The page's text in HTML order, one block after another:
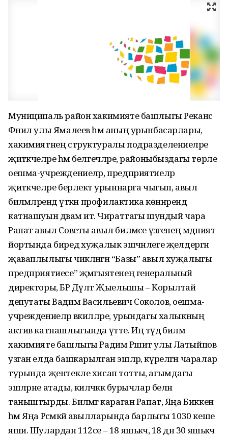
Муниципаль район хакимияте башлыгы Реканс
Фәнил улы Ямалеев һәм аның урынбасарлары,
хакимиятнең структуралы подразделениеләре
җитәкчеләре һәм белгечләре, районыбыздагы төрле
оешма-учреждениеләр, предприятиеләр
җитәкчеләре берлектә урыннарга чыгып, авыл
биләмәләрендә үткән профилактика көннәрендә
катнашуын дәвам итә. Чираттагы шундый чара
Рапат авыл Советы авыл биләмәсе үзәгенең мәдәният
йортында биредә хуҗалык эшчәнлеге җәелдергән
җаваплылыгы чикләнгән “Базы” авыл хуҗалыгы
предприятиесе” җәмгыятенең генеральный
директоры, БР Дәүләт Җыелышы – Корылтай
депутаты Вадим Васильевич Соколов, оешма-
учреждениеләр вәкилләре, урындагы халыкның
актив катнашлыгында үтте. Иң тәүдә биләмә
хакимияте башлыгы Радим Рәшит улы Латыйпов
узган елда башкарылган эшләр, күрелгән чаралар
турында җентекле хисап тотты, агымдагы
эшләрне атады, киләчәккә бурычлар белән
таныштырды. Биләмәгә караган Рапат, Яңа Биккенә
һәм Яңа Рәсмәкәй авылларында барлыгы 1030 кеше
яши. Шулардан 112се – 18 яшькәчә, 18 дән 30 яшькәчә